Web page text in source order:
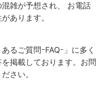
雑が予想され、 お電話
あります。
るご質問ｰFAQｰ」に多く
掲載しております。お問
さい。